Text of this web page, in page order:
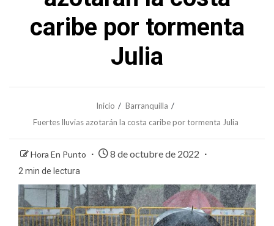
caribe por tormenta
Julia
Inicio
Barranquilla
Fuertes lluvias azotarán la costa caribe por tormenta Julia
Hora En Punto 8 de octubre de 2022
2 min de lectura